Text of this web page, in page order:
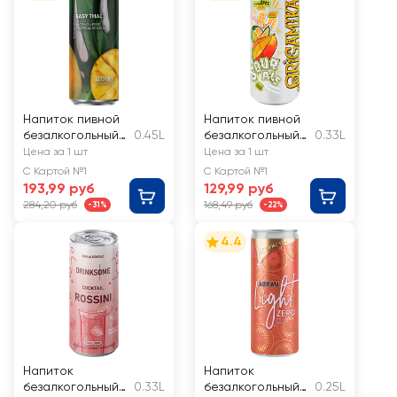
Напиток пивной
безалкогольный
БАКУНИН
Алкофри 2
нефильтрованны
й
непастеризованн
неосветленный
0.45L
Цена за 1 шт
С Картой №1
193,99 руб
284,20 руб -31%
Напиток пивной
безалкогольный
ORIGAMIKA Саур
эль манго,
каламанси
0.33L
Цена за 1 шт
С Картой №1
129,99 руб
168,49 руб -22%
Напиток
безалкогольный
0.33L
4.4
Напиток
безалкогольный
0.25L